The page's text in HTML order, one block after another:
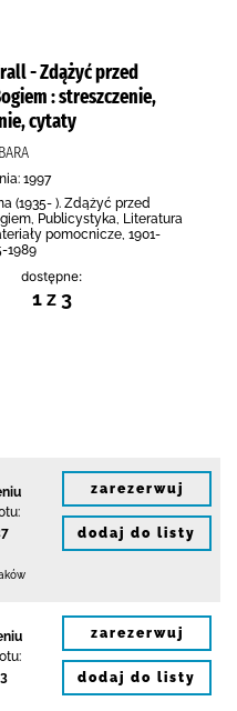
- Zdążyć przed
: streszczenie,
cytaty
1997
(1935- ). Zdążyć przed
Publicystyka, Literatura
pomocnicze, 1901-
1989
dostępne:
1 z 3
zarezerwuj
dodaj do listy
zarezerwuj
dodaj do listy